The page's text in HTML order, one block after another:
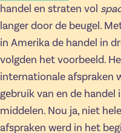
handel en straten vol
langer door de beugel.
in Amerika de handel in
volgden het voorbeeld.
internationale afspraken
gebruik van en de
middelen. Nou ja, niet
afspraken werd in het